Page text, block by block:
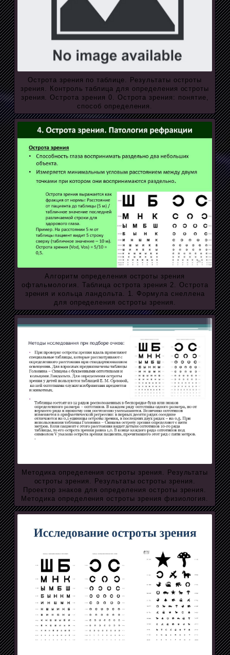
Острота зрения по таблице. Результаты остроты
зрения. Контроль таблица для определения остроты
зрения. Острота зрения 0. Острота зрения: понятие,
способ определения.
Алгоритм определения остроты зрения
офтальмология. Таблица острота зрения 2. Острота
зрения и кольца ландольта. 1. Формула снеллена
для определения остроты зрения.
Методика определения остроты зрения. Результаты
остроты зрения. Результаты остроты зрения.
Проектор знаков для определения остроты зрения.
Методика определения остроты зрения физиология.